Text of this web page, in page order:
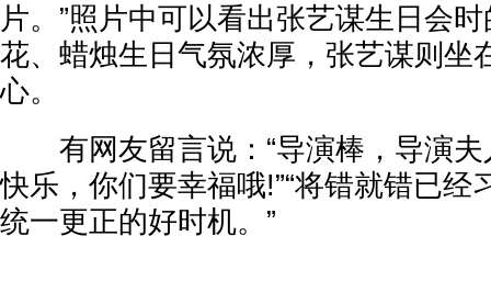
片。”照片中可以看出张艺谋生日会
花、蜡烛生日气氛浓厚，张艺谋则坐
心。
有网友留言说：“导演棒，导演夫
快乐，你们要幸福哦!”“将错就错已经
统一更正的好时机。”